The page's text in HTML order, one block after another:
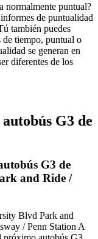
normalmente puntual?
de puntualidad
también puedes
tiempo, puntual o
se generan en
diferentes de los
G3 de
G3 de
and Ride /
Blvd Park and
/ Penn Station A